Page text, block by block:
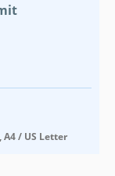
/ US Letter